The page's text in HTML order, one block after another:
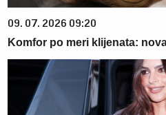
09. 07. 2026 09:20
Komfor po meri klijenata: